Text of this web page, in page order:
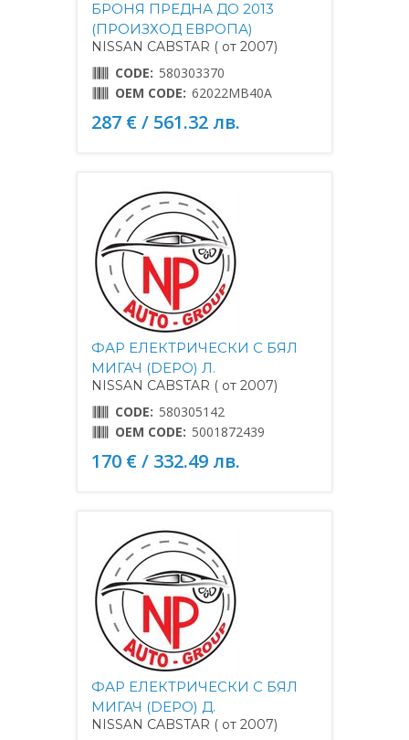
БРОНЯ ПРЕДНА ДО 2013
(ПРОИЗХОД ЕВРОПА)
NISSAN CABSTAR ( от 2007)
CODE: 580303370
OEM CODE: 62022MB40A
287 € / 561.32 лв.
ФАР ЕЛЕКТРИЧЕСКИ С БЯЛ
МИГАЧ (DEPO) Л.
NISSAN CABSTAR ( от 2007)
CODE: 580305142
OEM CODE: 5001872439
170 € / 332.49 лв.
ФАР ЕЛЕКТРИЧЕСКИ С БЯЛ
МИГАЧ (DEPO) Д.
NISSAN CABSTAR ( от 2007)